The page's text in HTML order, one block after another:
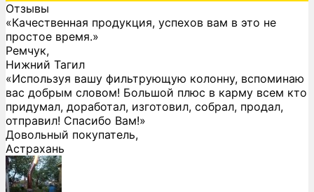
Отзывы
«Качественная продукция, успехов вам в это не
простое время.»
Ремчук,
Нижний Тагил
«Используя вашу фильтрующую колонну, вспоминаю
вас добрым словом! Большой плюс в карму всем кто
придумал, доработал, изготовил, собрал, продал,
отправил! Спасибо Вам!»
Довольный покупатель,
Астрахань